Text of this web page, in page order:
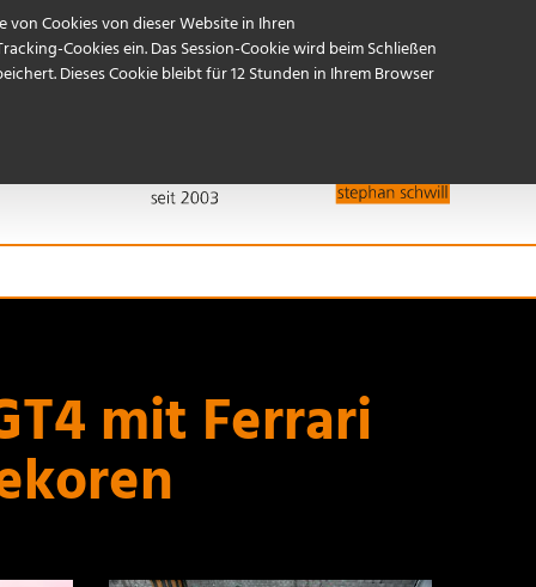
Start Referenzen Kontakt / Anfahrt
mit Ferrari
Cookies von dieser Website in Ihren
Cookies ein. Das Session-Cookie wird beim Schließen
Dieses Cookie bleibt für 12 Stunden in Ihrem Browser